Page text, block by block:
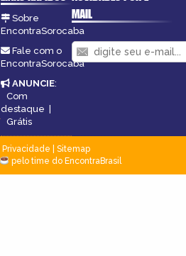
Sobre
EncontraSorocaba
Fale com o
EncontraSorocaba
ANUNCIE:
Com
destaque |
Grátis
MAIL
Privacidade
Sitemap
pelo time do EncontraBrasil